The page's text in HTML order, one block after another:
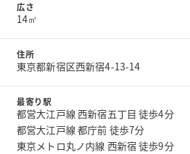
広さ
14㎡
住所
東京都新宿区西新宿4-13-14
最寄り駅
都営大江戸線 西新宿五丁目 徒歩4分
都営大江戸線 都庁前 徒歩7分
東京メトロ丸ノ内線 西新宿 徒歩9分